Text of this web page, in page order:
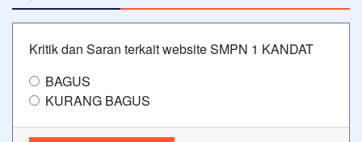
Kritik dan Saran terkait website SMPN 1 KANDAT
BAGUS
KURANG BAGUS